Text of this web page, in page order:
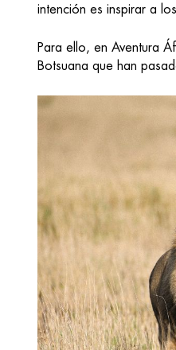
intención es inspirar a
Para ello, en Aventura
Botsuana que han